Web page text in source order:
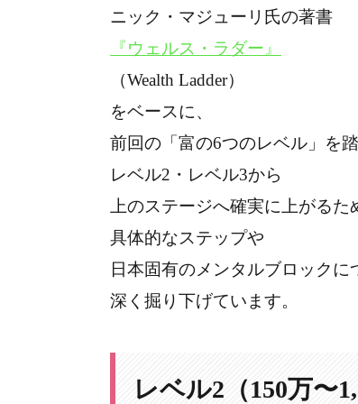
ニック・マジューリ氏の著書
『ウェルス・ラダー』
（Wealth Ladder）
をベースに、
前回の「富の6つのレベル」を踏
レベル2・レベル3から
上のステージへ確実に上がるた
具体的なステップや
日本固有のメンタルブロックに
深く掘り下げています。
レベル2（150万〜